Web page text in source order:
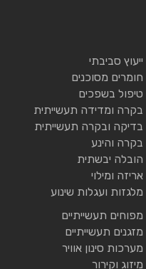
ייעוץ סביבתי
חומרים מסוכנים
טיפול בשפכים
בקרה ומדידה תעשייתית
בדיקה ובקרה תעשייתית
בקרה והינע
הובלה יבשתית
אריזה ומילוי
מלגזות ועגלות שינוע
מפוחים תעשייתיים
מזגנים תעשייתיים
מערכות סינון אוויר
מיזוג וקירור